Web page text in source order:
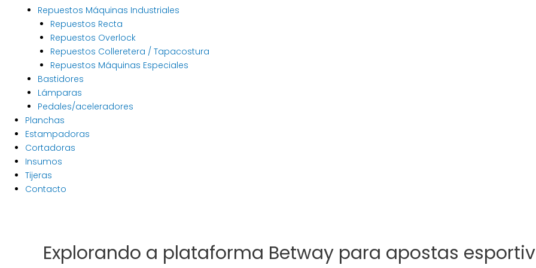
Repuestos Máquinas Industriales
Repuestos Recta
Repuestos Overlock
Repuestos Colleretera / Tapacostura
Repuestos Máquinas Especiales
Bastidores
Lámparas
Pedales/aceleradores
Planchas
Estampadoras
Cortadoras
Insumos
Tijeras
Contacto
Explorando a plataforma Betway para apostas